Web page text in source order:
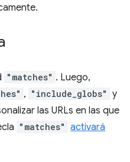
"matches" . Luego,
, "include_globs" y
las URLs en las que
"matches" activará